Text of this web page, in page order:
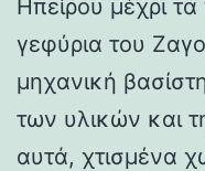
Ηπείρου μέχρι
γεφύρια του
μηχανική
των υλικών και
αυτά, χτισμένα